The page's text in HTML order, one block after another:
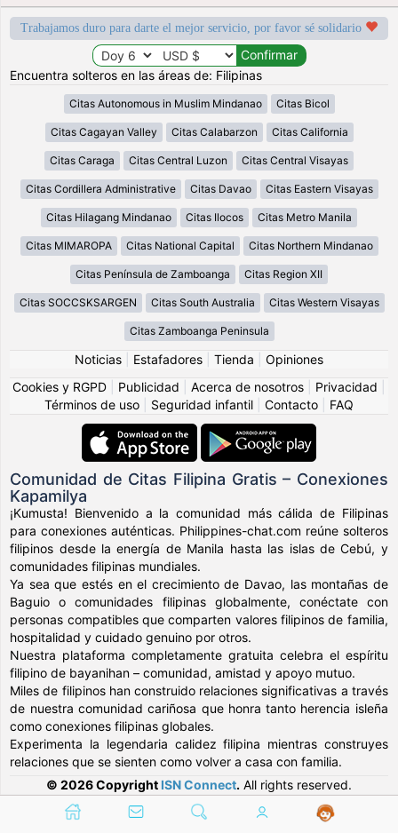
Trabajamos duro para darte el mejor servicio, por favor sé solidario
Encuentra solteros en las áreas de: Filipinas
Citas Autonomous in Muslim Mindanao Citas Bicol
Citas Cagayan Valley Citas Calabarzon Citas California
Citas Caraga Citas Central Luzon Citas Central Visayas
Citas Cordillera Administrative Citas Davao Citas Eastern Visayas
Citas Hilagang Mindanao Citas Ilocos Citas Metro Manila
Citas MIMAROPA Citas National Capital Citas Northern Mindanao
Citas Península de Zamboanga Citas Region XII
Citas SOCCSKSARGEN Citas South Australia Citas Western Visayas
Citas Zamboanga Peninsula
Noticias Estafadores Tienda
Opiniones
Cookies y RGPD
Publicidad Acerca de nosotros Privacidad
Términos de uso
Seguridad infantil Contacto FAQ
Comunidad de Citas Filipina Gratis – Conexiones
Kapamilya
¡Kumusta! Bienvenido a la comunidad más cálida de Filipinas
para conexiones auténticas. Philippines-chat.com reúne solteros
filipinos desde la energía de Manila hasta las islas de Cebú, y
comunidades filipinas mundiales.
Ya sea que estés en el crecimiento de Davao, las montañas de
Baguio o comunidades filipinas globalmente, conéctate con
personas compatibles que comparten valores filipinos de familia,
hospitalidad y cuidado genuino por otros.
Nuestra plataforma completamente gratuita celebra el espíritu
filipino de bayanihan – comunidad, amistad y apoyo mutuo.
Miles de filipinos han construido relaciones significativas a través
de nuestra comunidad cariñosa que honra tanto herencia isleña
como conexiones filipinas globales.
Experimenta la legendaria calidez filipina mientras construyes
relaciones que se sienten como volver a casa con familia.
© 2026 Copyright ISN Connect. All rights reserved.